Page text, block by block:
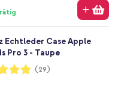
Echtleder Case Apple
Pro 3 - Taupe
(29)